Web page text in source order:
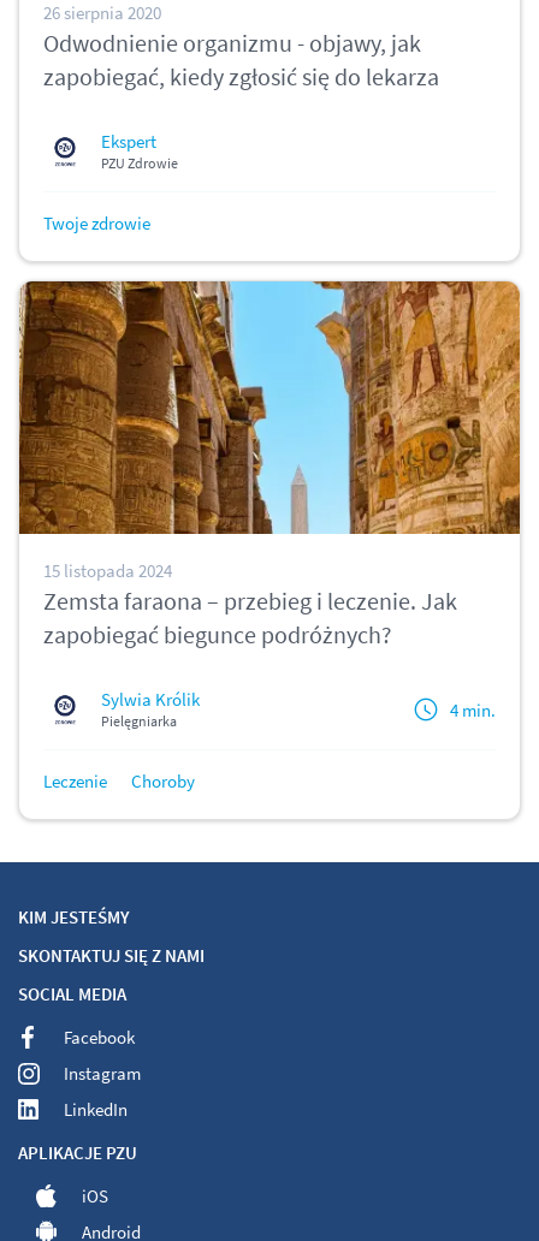
26 sierpnia 2020
Odwodnienie organizmu - objawy, jak
zapobiegać, kiedy zgłosić się do lekarza
Ekspert
PZU Zdrowie
Twoje zdrowie
15 listopada 2024
Zemsta faraona – przebieg i leczenie. Jak
zapobiegać biegunce podróżnych?
Sylwia Królik
Pielęgniarka 4 min.
Leczenie Choroby
KIM JESTEŚMY
SKONTAKTUJ SIĘ Z NAMI
SOCIAL MEDIA
Facebook
Instagram
LinkedIn
APLIKACJE PZU
iOS
Android